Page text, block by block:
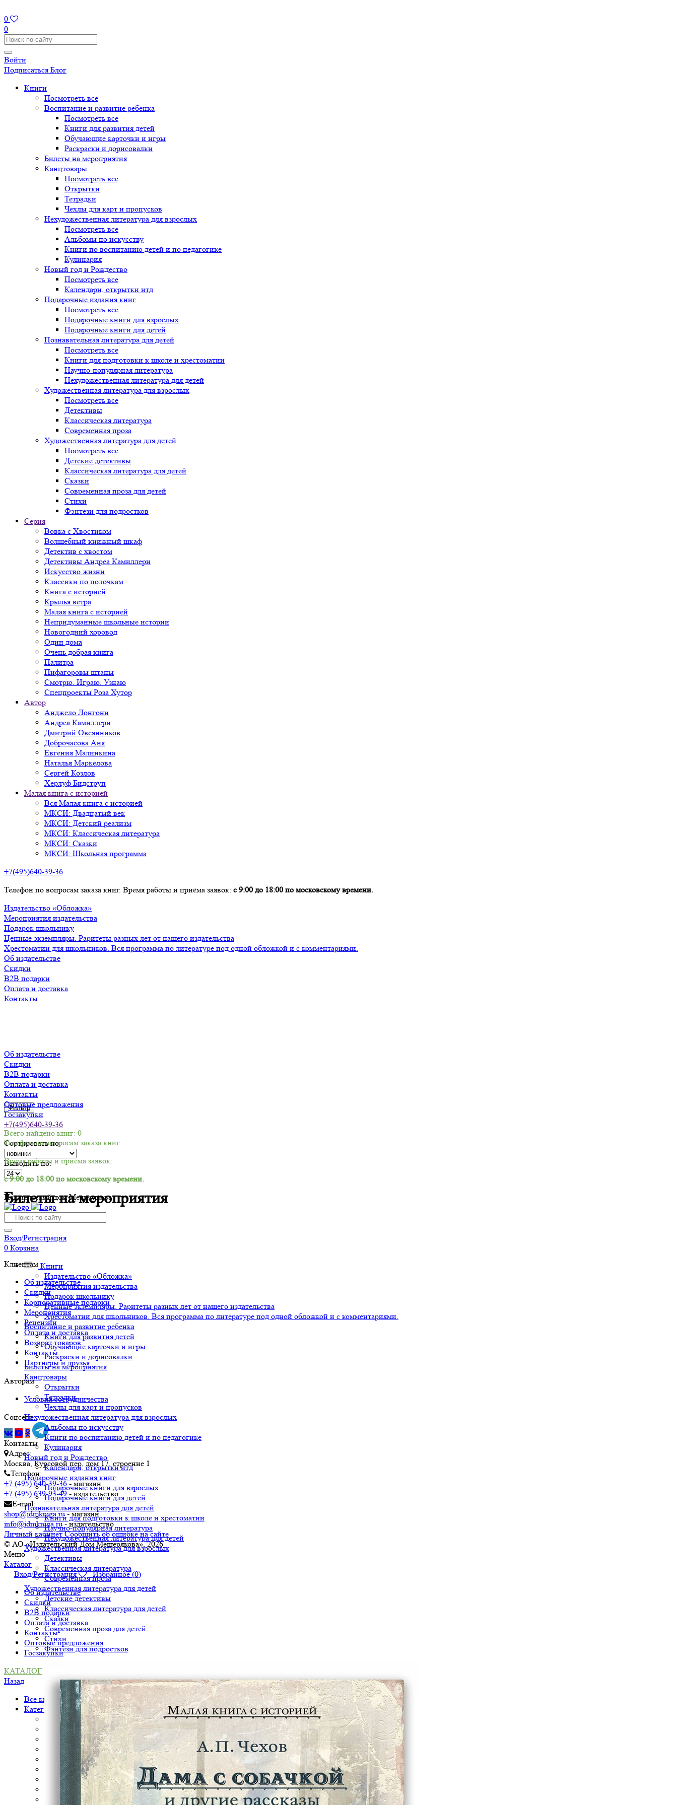
0
0
Войти
Подписаться Блог
Книги
Посмотреть все
Воспитание и развитие ребенка
Посмотреть все
Книги для развития детей
Обучающие карточки и игры
Раскраски и дорисовалки
Билеты на мероприятия
Канцтовары
Посмотреть все
Открытки
Тетрадки
Чехлы для карт и пропусков
Нехудожественная литература для взрослых
Посмотреть все
Альбомы по искусству
Книги по воспитанию детей и по педагогике
Кулинария
Новый год и Рождество
Посмотреть все
Календари, открытки итд
Подарочные издания книг
Посмотреть все
Подарочные книги для взрослых
Подарочные книги для детей
Познавательная литература для детей
Посмотреть все
Книги для подготовки к школе и хрестоматии
Научно-популярная литература
Нехудожественная литература для детей
Художественная литература для взрослых
Посмотреть все
Детективы
Классическая литература
Современная проза
Художественная литература для детей
Посмотреть все
Детские детективы
Классическая литература для детей
Сказки
Современная проза для детей
Стихи
Фэнтези для подростков
Серия
Вовка с Хвостиком
Волшебный книжный шкаф
Детектив с хвостом
Детективы Андреа Камиллери
Искусство жизни
Классики по полочкам
Книга с историей
Крылья ветра
Малая книга с историей
Непридуманные школьные истории
Новогодний хоровод
Один дома
Очень добрая книга
Палитра
Пифагоровы штаны
Смотрю. Играю. Узнаю
Спецпроекты Роза Хутор
Автор
Анджело Лонгони
Андреа Камиллери
Дмитрий Овсянников
Доброчасова Аня
Евгения Малинкина
Наталья Маркелова
Сергей Козлов
Херлуф Бидструп
Малая книга с историей
Вся Малая книга с историей
МКСИ: Двадцатый век
МКСИ: Детский реализм
МКСИ: Классическая литература
МКСИ: Сказки
МКСИ: Школьная программа
+7(495)640-39-36
Телефон по вопросам заказа книг. Время работы и приёма заявок: с 9:00 до 18:00 по московскому времени.
Издательство «Обложка»
Мероприятия издательства
Подарок школьнику
Ценные экземпляры. Раритеты разных лет от нашего издательства
Хрестоматии для школьников. Вся программа по литературе под одной обложкой и с комментариями.
Об издательстве
Скидки
B2B подарки
Оплата и доставка
Контакты
Об издательстве
Скидки
B2B подарки
Оплата и доставка
Контакты
Оптовые предложения
Госзакупки
+7(495)640-39-36
Телефон по вопросам заказа книг.
Время работы и приёма заявок:
с 9:00 до 18:00 по московскому времени.
Издательский дом Мещерякова
Вход/Регистрация
0 Корзина
Книги
Издательство «Обложка»
Мероприятия издательства
Подарок школьнику
Ценные экземпляры. Раритеты разных лет от нашего издательства
Хрестоматии для школьников. Вся программа по литературе под одной обложкой и с комментариями.
Воспитание и развитие ребенка
Книги для развития детей
Обучающие карточки и игры
Раскраски и дорисовалки
Билеты на мероприятия
Канцтовары
Открытки
Тетрадки
Чехлы для карт и пропусков
Нехудожественная литература для взрослых
Альбомы по искусству
Книги по воспитанию детей и по педагогике
Кулинария
Новый год и Рождество
Календари, открытки итд
Подарочные издания книг
Подарочные книги для взрослых
Подарочные книги для детей
Познавательная литература для детей
Книги для подготовки к школе и хрестоматии
Научно-популярная литература
Нехудожественная литература для детей
Художественная литература для взрослых
Детективы
Классическая литература
Современная проза
Художественная литература для детей
Детские детективы
Классическая литература для детей
Сказки
Современная проза для детей
Стихи
Фэнтези для подростков
Фильтр
Всего найдено книг: 0
Сортировать по:
Выводить по:
Билеты на мероприятия
Клиентам
Об издательстве
Скидки
Корпоративные подарки
Мероприятия
Рецензии
Оплата и доставка
Возврат товаров
Контакты
Партнёры и друзья
Авторам
Условия сотрудничества
Соцсети
Контакты
Адрес:
Москва, Курсовой пер, дом 17, строение 1
Телефон:
+7 (495) 640-39-36- магазин
+7 (495) 639-93-49- издательство
E-mail:
shop@idmkniga.ru- магазин
info@idmkniga.ru- издательство
Личный кабинет Сообщить об ошибке на сайте
© АО «Издательский Дом Мещерякова», 2026
Меню
Каталог
Вход/Регистрация
Избранное (0)
Об издательстве
Скидки
B2B подарки
Оплата и доставка
Контакты
Оптовые предложения
Госзакупки
КАТАЛОГ
Назад
Все книги
Категория
Young adult
Альбомы
Блокноты
Интеллектуальная проза
Книги с историей
Нон-фикшн для детей
Открытки
Раннее развитие
Сопутствующие товары